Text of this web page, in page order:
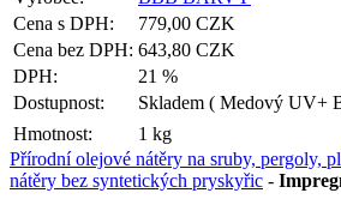
Cena s DPH:
779,00 CZK
Cena bez DPH: 643,80 CZK
DPH:
21 %
Dostupnost:
Skladem ( Medový UV+
Hmotnost:
1 kg
Přírodní olejové nátěry na sruby, pergoly,
nátěry bez syntetických pryskyřic -